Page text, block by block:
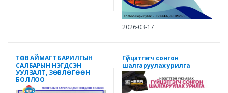
2026-03-17
ТӨВ АЙМАГТ БАРИЛГЫН
САЛБАРЫН НЭГДСЭН
УУЛЗАЛТ, ЗӨВЛӨГӨӨН
БОЛЛОО
Гүйцэтгэгч сонгон
шалгаруулах урилга